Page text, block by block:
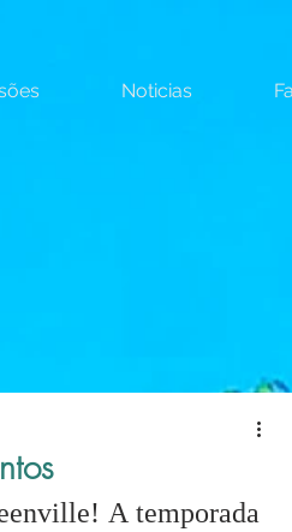
Noticias
A temporada